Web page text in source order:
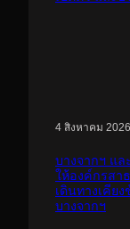
4 สิงหาคม 2026
บางจากฯ แ
ให้องค์กรสา
เดินทางเคีย
บางจากฯ